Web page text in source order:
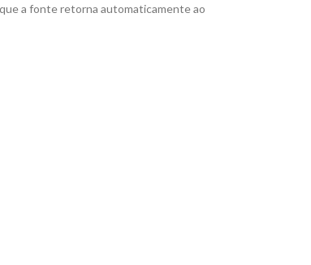
a fonte retorna automaticamente ao